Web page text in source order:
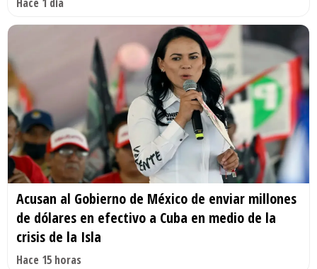
Hace 1 día
Acusan al Gobierno de México de enviar millones
de dólares en efectivo a Cuba en medio de la
crisis de la Isla
Hace 15 horas